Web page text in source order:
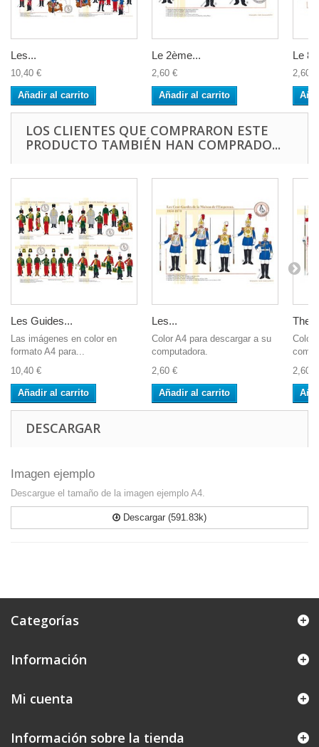
Les...
10,40 €
Añadir al carrito
Le 2ème...
2,60 €
Añadir al carrito
Le
2,60 €
LOS CLIENTES QUE COMPRARON ESTE
PRODUCTO TAMBIÉN HAN COMPRADO...
Les Guides...
Las imágenes en color en
formato A4 para...
10,40 €
Añadir al carrito
Les...
Color A4 para descargar a su
computadora.
2,60 €
Añadir al carrito
The
Color
2,60 €
DESCARGAR
Imagen ejemplo
Descargue el tamaño de la imagen ejemplo A4.
Descargar (591.83k)
Categorías
Información
Mi cuenta
Información sobre la tienda